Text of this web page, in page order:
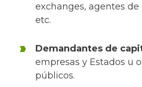
exchanges, agentes de
etc.
Demandantes de
empresas y Estados u
públicos.